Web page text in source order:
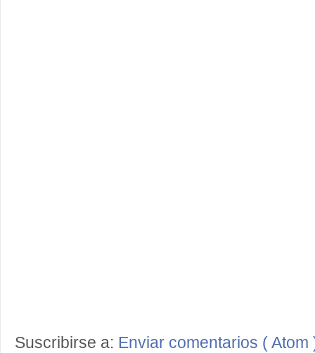
Suscribirse a: Enviar comentarios ( Atom